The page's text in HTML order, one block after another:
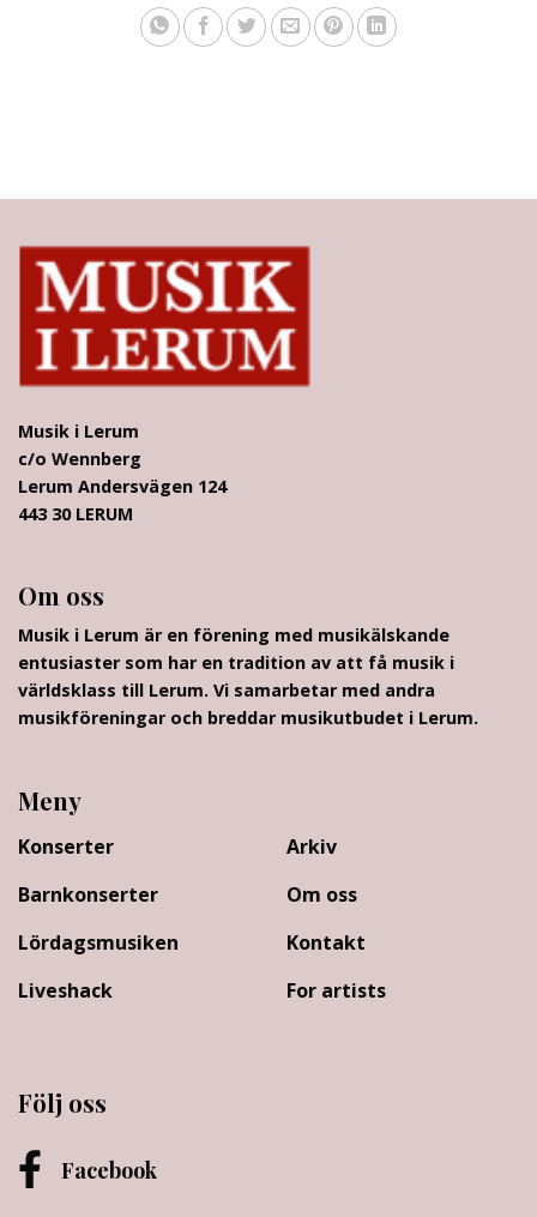
Musik i Lerum
c/o Wennberg
Lerum Andersvägen 124
443 30 LERUM
Om oss
Musik i Lerum är en förening med musikälskande
entusiaster som har en tradition av att få musik i
världsklass till Lerum. Vi samarbetar med andra
musikföreningar och breddar musikutbudet i Lerum.
Meny
Konserter
Barnkonserter
Lördagsmusiken
Liveshack
Arkiv
Om oss
Kontakt
For artists
Följ oss
Facebook